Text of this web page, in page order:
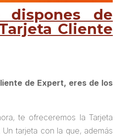
de
Cliente
de Expert, eres de los
te ofreceremos la Tarjeta
Un tarjeta con la que, además